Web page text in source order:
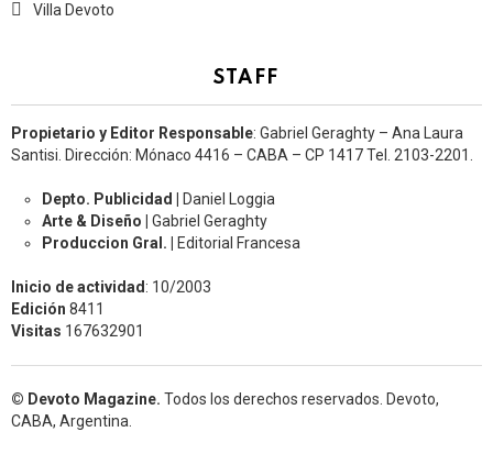
Villa Devoto
STAFF
Propietario y Editor Responsable: Gabriel Geraghty – Ana Laura
Santisi. Dirección: Mónaco 4416 – CABA – CP 1417Tel. 2103-2201.
Depto. Publicidad |
Daniel Loggia
Arte & Diseño | Gabriel Geraghty
Produccion Gral. |
Editorial Francesa
Inicio de actividad : 10/2003
Edición 8411
Visitas 167632901
© Devoto Magazine. Todos los derechos reservados. Devoto,
CABA, Argentina.